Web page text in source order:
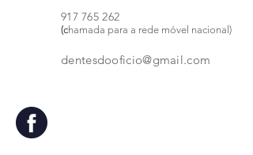
917 765 262
(chamada para a rede móvel nacional)
dentesdooficio@gmail.com